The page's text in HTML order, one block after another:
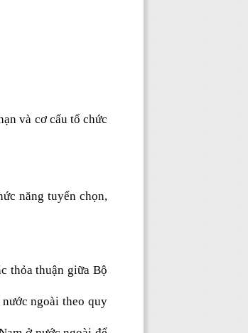
và cơ cấu tổ chức
năng tuyển chọn,
thỏa thuận giữa Bộ
ngoài theo quy